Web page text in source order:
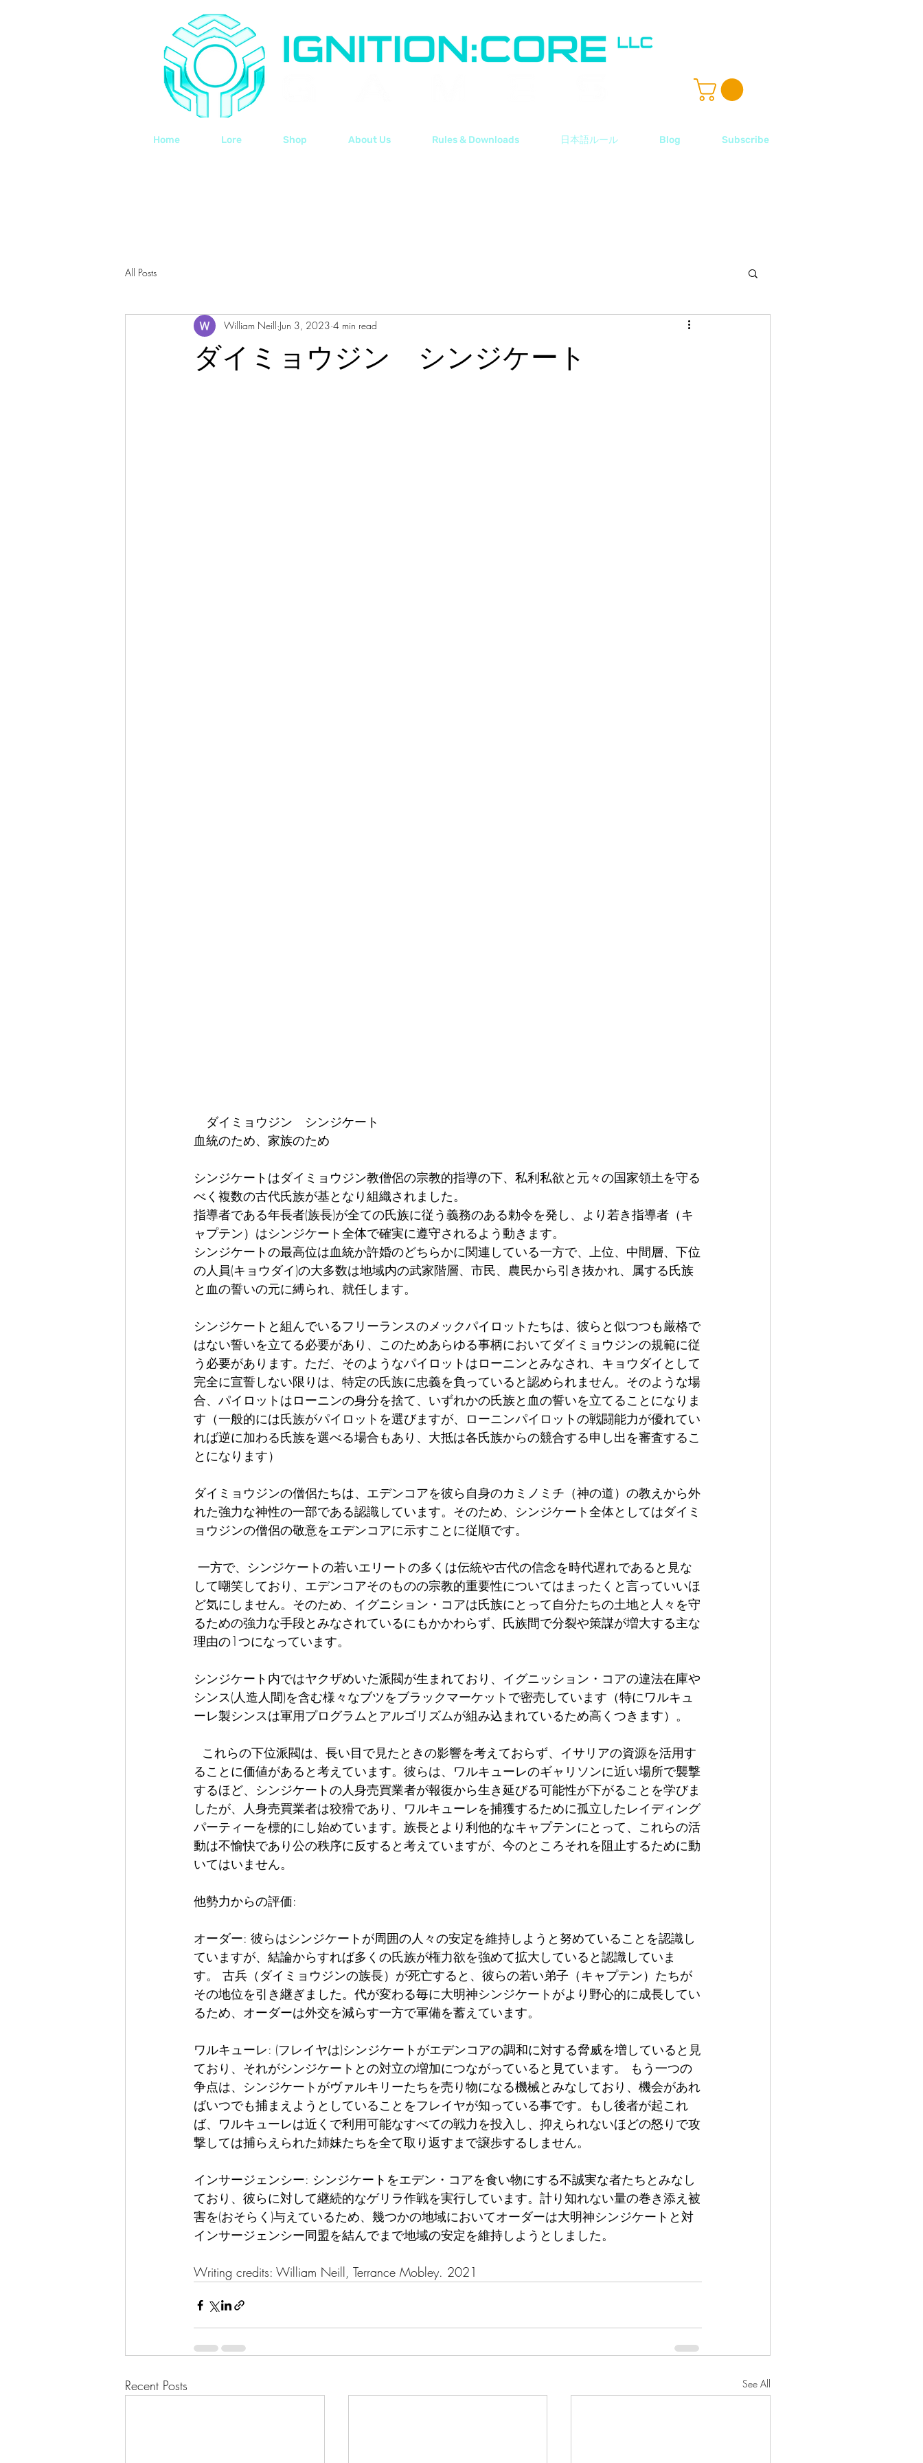
Home Lore Shop About Us Rules & Downloads 日本語ルール Blog Subscribe
All Posts
ダイミョウジン シンジケート
William Neill Jun 3, 2023 4 min read
   ダイミョウジン　シンジケート
血統のため、家族のため
シンジケートはダイミョウジン教僧侶の宗教的指導の下、私利私欲と元々の国家領土を守る
べく複数の古代氏族が基となり組織されました。
指導者である年長者(族長)が全ての氏族に従う義務のある勅令を発し、より若き指導者（キ
ャプテン）はシンジケート全体で確実に遵守されるよう動きます。
シンジケートの最高位は血統か許婚のどちらかに関連している一方で、上位、中間層、下位
の人員(キョウダイ)の大多数は地域内の武家階層、市民、農民から引き抜かれ、属する氏族
と血の誓いの元に縛られ、就任します。
シンジケートと組んでいるフリーランスのメックパイロットたちは、彼らと似つつも厳格で
はない誓いを立てる必要があり、このためあらゆる事柄においてダイミョウジンの規範に従
う必要があります。ただ、そのようなパイロットはローニンとみなされ、キョウダイとして
完全に宣誓しない限りは、特定の氏族に忠義を負っていると認められません。そのような場
合、パイロットはローニンの身分を捨て、いずれかの氏族と血の誓いを立てることになりま
す（一般的には氏族がパイロットを選びますが、ローニンパイロットの戦闘能力が優れてい
れば逆に加わる氏族を選べる場合もあり、大抵は各氏族からの競合する申し出を審査するこ
とになります）
ダイミョウジンの僧侶たちは、エデンコアを彼ら自身のカミノミチ（神の道）の教えから外
れた強力な神性の一部である認識しています。そのため、シンジケート全体としてはダイミ
ョウジンの僧侶の敬意をエデンコアに示すことに従順です。
して嘲笑しており、エデンコアそのものの宗教的重要性についてはまったくと言っていいほ
ど気にしません。そのため、イグニション・コアは氏族にとって自分たちの土地と人々を守
るための強力な手段とみなされているにもかかわらず、氏族間で分裂や策謀が増大する主な
理由の1つになっています。
シンジケート内ではヤクザめいた派閥が生まれており、イグニッション・コアの違法在庫や
シンス(人造人間)を含む様々なブツをブラックマーケットで密売しています（特にワルキュ
ーレ製シンスは軍用プログラムとアルゴリズムが組み込まれているため高くつきます）。
ることに価値があると考えています。彼らは、ワルキューレのギャリソンに近い場所で襲撃
するほど、シンジケートの人身売買業者が報復から生き延びる可能性が下がることを学びま
したが、人身売買業者は狡猾であり、ワルキューレを捕獲するために孤立したレイディング
パーティーを標的にし始めています。族長とより利他的なキャプテンにとって、これらの活
動は不愉快であり公の秩序に反すると考えていますが、今のところそれを阻止するために動
いてはいません。
他勢力からの評価:
オーダー: 彼らはシンジケートが周囲の人々の安定を維持しようと努めていることを認識し
ていますが、結論からすれば多くの氏族が権力欲を強めて拡大していると認識していま
す。 古兵（ダイミョウジンの族長）が死亡すると、彼らの若い弟子（キャプテン）たちが
その地位を引き継ぎました。代が変わる毎に大明神シンジケートがより野心的に成長してい
るため、オーダーは外交を減らす一方で軍備を蓄えています。
ワルキューレ: (フレイヤは)シンジケートがエデンコアの調和に対する脅威を増していると見
ており、それがシンジケートとの対立の増加につながっていると見ています。 もう一つの
争点は、シンジケートがヴァルキリーたちを売り物になる機械とみなしており、機会があれ
ばいつでも捕まえようとしていることをフレイヤが知っている事です。もし後者が起これ
ば、ワルキューレは近くで利用可能なすべての戦力を投入し、抑えられないほどの怒りで攻
撃しては捕らえられた姉妹たちを全て取り返すまで譲歩するしません。
インサージェンシー: シンジケートをエデン・コアを食い物にする不誠実な者たちとみなし
ており、彼らに対して継続的なゲリラ作戦を実行しています。計り知れない量の巻き添え被
害を(おそらく)与えているため、幾つかの地域においてオーダーは大明神シンジケートと対
インサージェンシー同盟を結んでまで地域の安定を維持しようとしました。
Writing credits: William Neill, Terrance Mobley. 2021
Recent Posts See All